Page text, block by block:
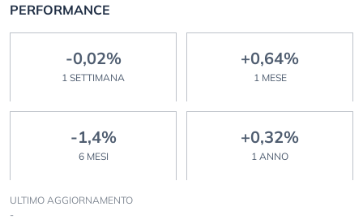
PERFORMANCE
-0,02%
1 SETTIMANA
+0,64%
1 MESE
-1,4%
6 MESI
+0,32%
1 ANNO
ULTIMO AGGIORNAMENTO
-